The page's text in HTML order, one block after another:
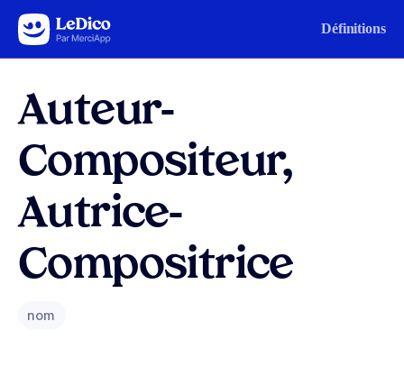
Aller au contenu Définitions
Auteur-
Compositeur,
Autrice-
Compositrice
nom